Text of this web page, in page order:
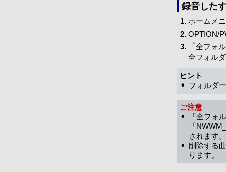
録音した
ホームメ
OPTION/
「全フォ
全フォル
ヒント
フォルダ
ご注意
「全フォ
「
されます
削除する
ります。